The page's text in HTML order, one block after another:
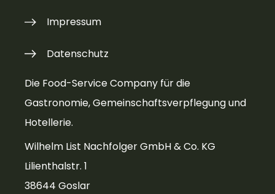
Die Food-Service Company für die
Gastronomie, Gemeinschaftsverpflegung und
Hotellerie.
Wilhelm List Nachfolger GmbH & Co. KG
Lilienthalstr. 1
38644 Goslar
Impressum
Datenschutz